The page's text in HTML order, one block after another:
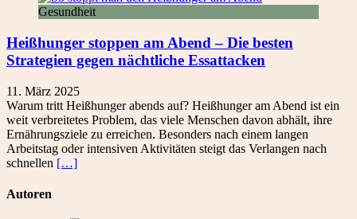
Gesundheit
Heißhunger stoppen am Abend – Die besten
Strategien gegen nächtliche Essattacken
11. März 2025
Warum tritt Heißhunger abends auf? Heißhunger am Abend ist ein
weit verbreitetes Problem, das viele Menschen davon abhält, ihre
Ernährungsziele zu erreichen. Besonders nach einem langen
Arbeitstag oder intensiven Aktivitäten steigt das Verlangen nach
schnellen […]
Autoren